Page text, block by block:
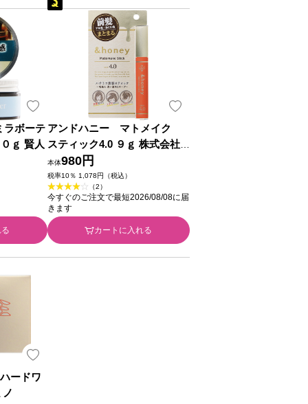
ラボーテ
ｇ 賢人
アンドハニー マトメイク
スティック4.0 ９ｇ 株式会社
ヴィークレア
本体980円
税率10％ 1,078円（税込）
（2）
今すぐのご注文で最短2026/08/08に届
きます
カートに入れる
ードワ